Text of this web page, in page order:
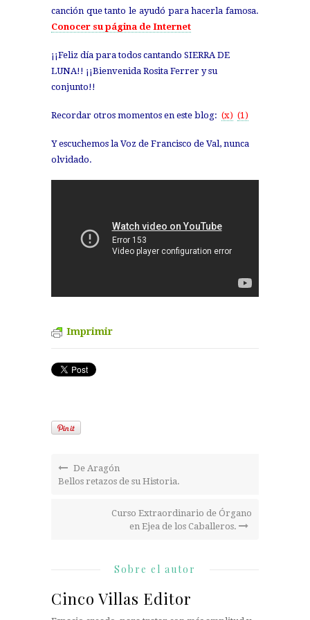
canción que tanto le ayudó para hacerla famosa.
Conocer su página de Internet
¡¡Feliz día para todos cantando SIERRA DE
LUNA!! ¡¡Bienvenida Rosita Ferrer y su
conjunto!!
Recordar otros momentos en este blog: (x) (1)
Y escuchemos la Voz de Francisco de Val, nunca
olvidado.
Imprimir
De Aragón
Bellos retazos de su Historia.
Curso Extraordinario de Órgano
en Ejea de los Caballeros.
Sobre el autor
Cinco Villas Editor